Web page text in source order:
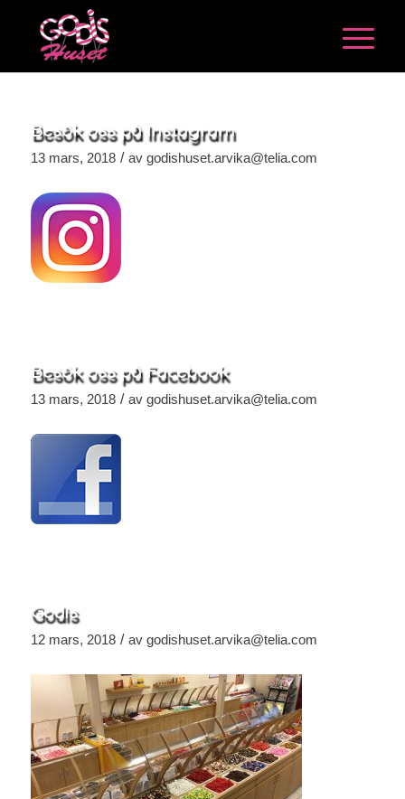
Besök oss på Instagram
13 mars, 2018 / av godishuset.arvika@telia.com
Besök oss på Facebook
13 mars, 2018 / av godishuset.arvika@telia.com
Godis
12 mars, 2018 / av godishuset.arvika@telia.com